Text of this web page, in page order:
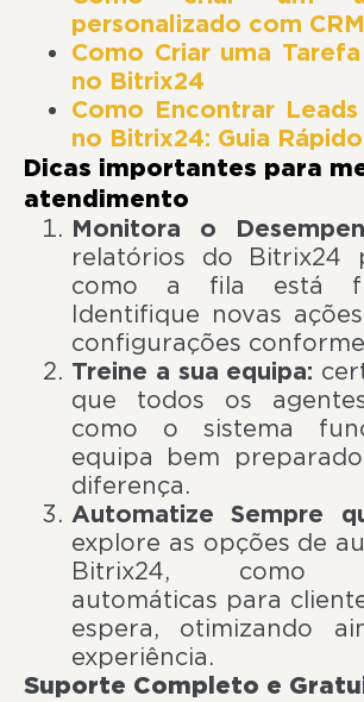
personalizado com CRM
Como Criar uma
no Bitrix24
Como Encontrar
no Bitrix24: Guia Rápido
Dicas importantes para
atendimento
Monitora o
relatórios do Bitrix24
como a fila está
Identifique novas
configurações
Treine a sua equipa:
que todos os
como o sistema
equipa bem
diferença.
Automatize Sempre
explore as opções de
Bitrix24, como
automáticas para
espera, otimizando
experiência.
Suporte Completo e